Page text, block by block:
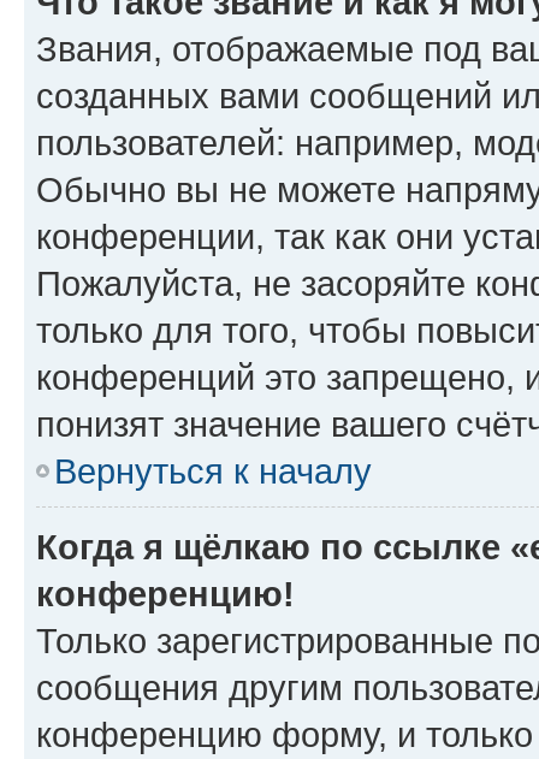
Звания, отображаемые под
созданных вами сообщений
пользователей: например,
Обычно вы не можете
конференции, так как они
Пожалуйста, не засоряйте
только для того, чтобы
конференций это запрещено,
понизят значение вашего
Вернуться к началу
Когда я щёлкаю по ссылке
конференцию!
Только зарегистрированные
сообщения другим
конференцию форму, и